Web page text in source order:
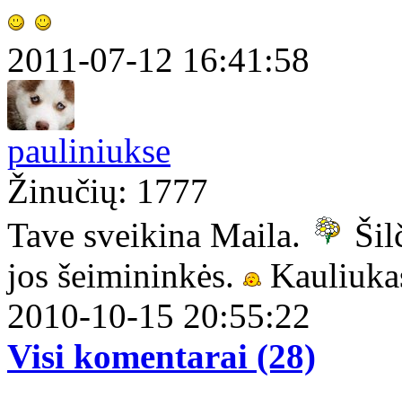
2011-07-12 16:41:58
pauliniukse
Žinučių: 1777
Tave sveikina Maila.
jos šeimininkės.
2010-10-15 20:55:22
Visi komentarai (28)